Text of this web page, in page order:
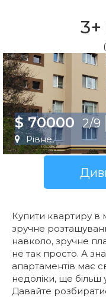
3+
$ 70000 2/9
Рівне,
Купити квартиру в
зручне
навколо, зручне
не так просто. А
апартаментів має
недоліки, ще
Давайте